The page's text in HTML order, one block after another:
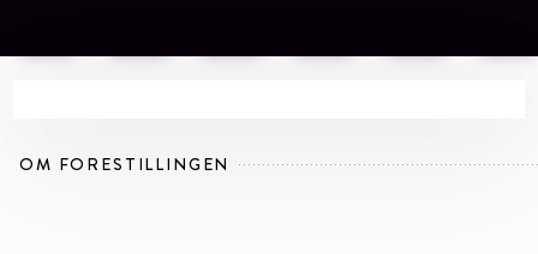
OM FORESTILLINGEN